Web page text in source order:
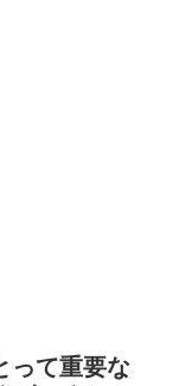
って重要な